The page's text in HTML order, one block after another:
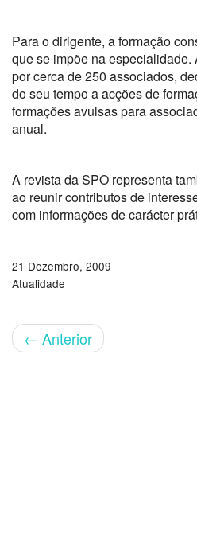
Para o dirigente, a formação
que se impõe na
por cerca de 250 associados,
do seu tempo a acções de
formações avulsas para
anual.
A revista da SPO representa
ao reunir contributos de
com informações de carácter
21 Dezembro, 2009
Atualidade
← Anterior